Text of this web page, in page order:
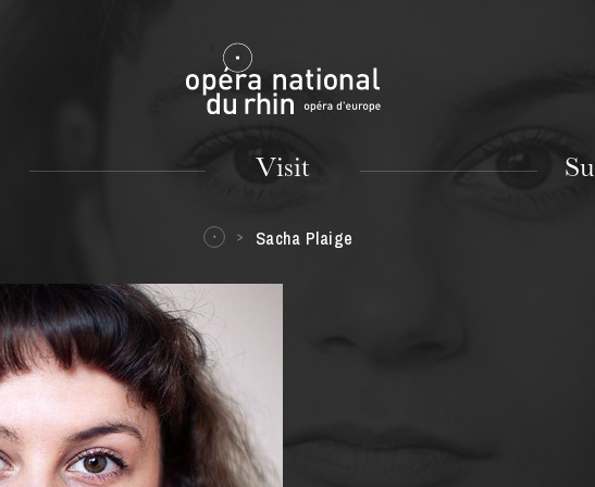
Mulhouse
Visit
Sacha Plaige